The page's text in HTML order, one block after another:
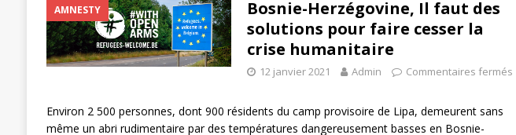
AMNESTY
Bosnie-Herzégovine, Il faut des
solutions pour faire cesser la
crise humanitaire
12 janvier 2021 Admin Commentaires fermés
Environ 2 500 personnes, dont 900 résidents du camp provisoire de Lipa, demeurent sans
même un abri rudimentaire par des températures dangereusement basses en Bosnie-